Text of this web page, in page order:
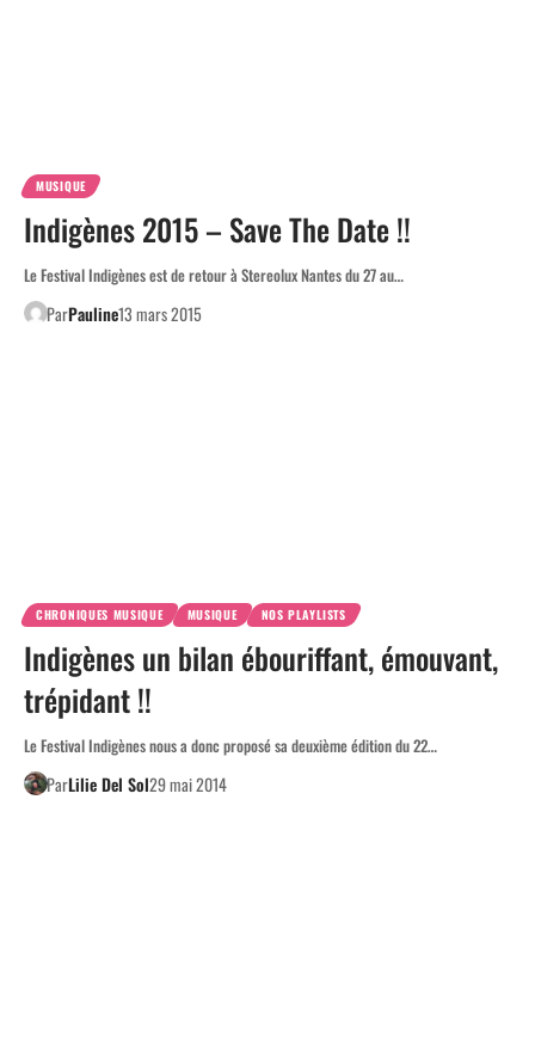
MUSIQUE
Indigènes 2015 – Save The Date !!
Le Festival Indigènes est de retour à Stereolux Nantes du 27 au…
ParPauline13 mars 2015
CHRONIQUES MUSIQUE MUSIQUE NOS PLAYLISTS
Indigènes un bilan ébouriffant, émouvant,
trépidant !!
Le Festival Indigènes nous a donc proposé sa deuxième édition du 22…
ParLilie Del Sol29 mai 2014